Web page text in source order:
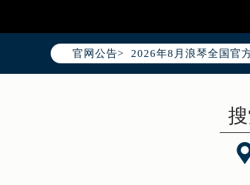
官网公告>
2026年8月浪琴全国官
浪琴官方全国统一服务
2026年8月浪琴售后服
北京市东城区东长安
天津市和平区赤峰道
上海市徐汇区虹桥路3